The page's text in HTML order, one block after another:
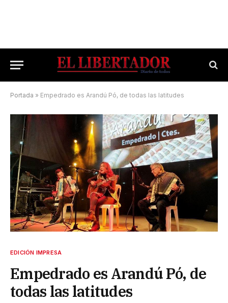
Portada » Empedrado es Arandú Pó, de todas las latitudes
EDICIÓN IMPRESA
Empedrado es Arandú Pó, de
todas las latitudes